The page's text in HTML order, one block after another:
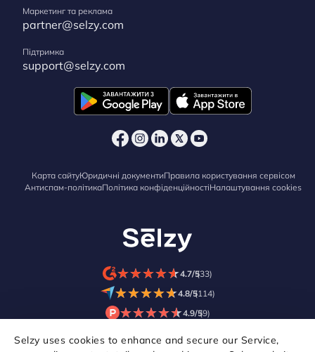
Selzy uses cookies to enhance and secure our Service,
Маркетинг та реклама
partner@selzy.com
Підтримка
support@selzy.com
Карта сайтуЮридичні документиПравила користування сервісом
Антиспам-політикаПолітика конфіденційностіНалаштування cookies
★★★★★
★★★★★4.7/5(33)
★★★★★
★★★★★4.8/5(114)
★★★★★
★★★★★4.9/5(9)